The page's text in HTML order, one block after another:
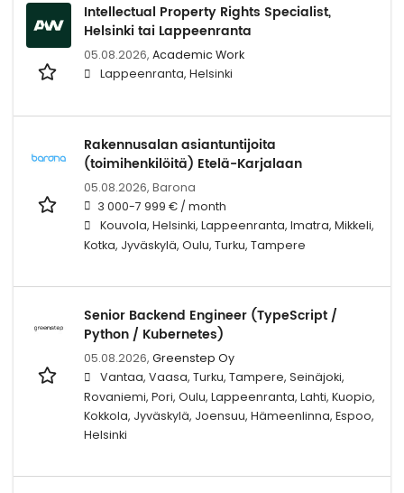
Intellectual Property Rights Specialist,
Helsinki tai Lappeenranta
05.08.2026, Academic Work
Lappeenranta, Helsinki
Rakennusalan asiantuntijoita
(toimihenkilöitä) Etelä-Karjalaan
05.08.2026, Barona
3 000-7 999 € / month
Kouvola, Helsinki, Lappeenranta, Imatra, Mikkeli,
Kotka, Jyväskylä, Oulu, Turku, Tampere
Senior Backend Engineer (TypeScript /
Python / Kubernetes)
05.08.2026, Greenstep Oy
Vantaa, Vaasa, Turku, Tampere, Seinäjoki,
Rovaniemi, Pori, Oulu, Lappeenranta, Lahti, Kuopio,
Kokkola, Jyväskylä, Joensuu, Hämeenlinna, Espoo,
Helsinki